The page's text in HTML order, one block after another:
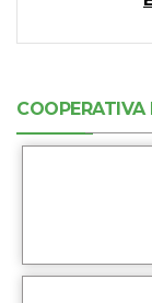
COOPERATIVA